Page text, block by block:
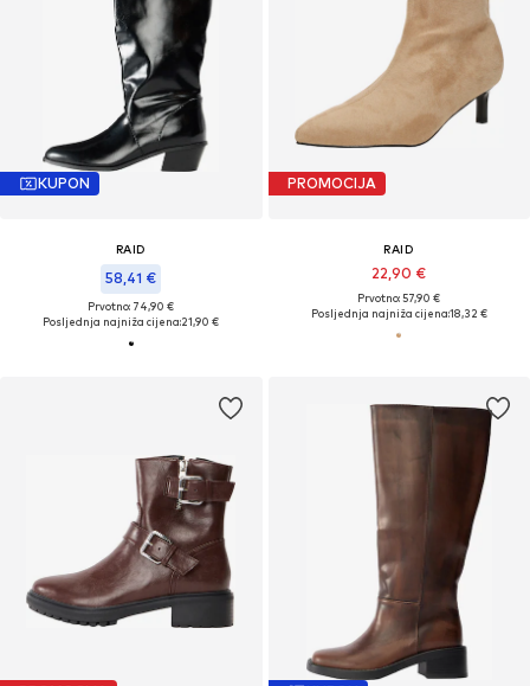
KUPON
RAID
58,41 €
Prvotno: 74,90 €
Posljednja najniža cijena:21,90 €
PROMOCIJA
RAID
22,90 €
Prvotno: 57,90 €
Posljednja najniža cijena:18,32 €